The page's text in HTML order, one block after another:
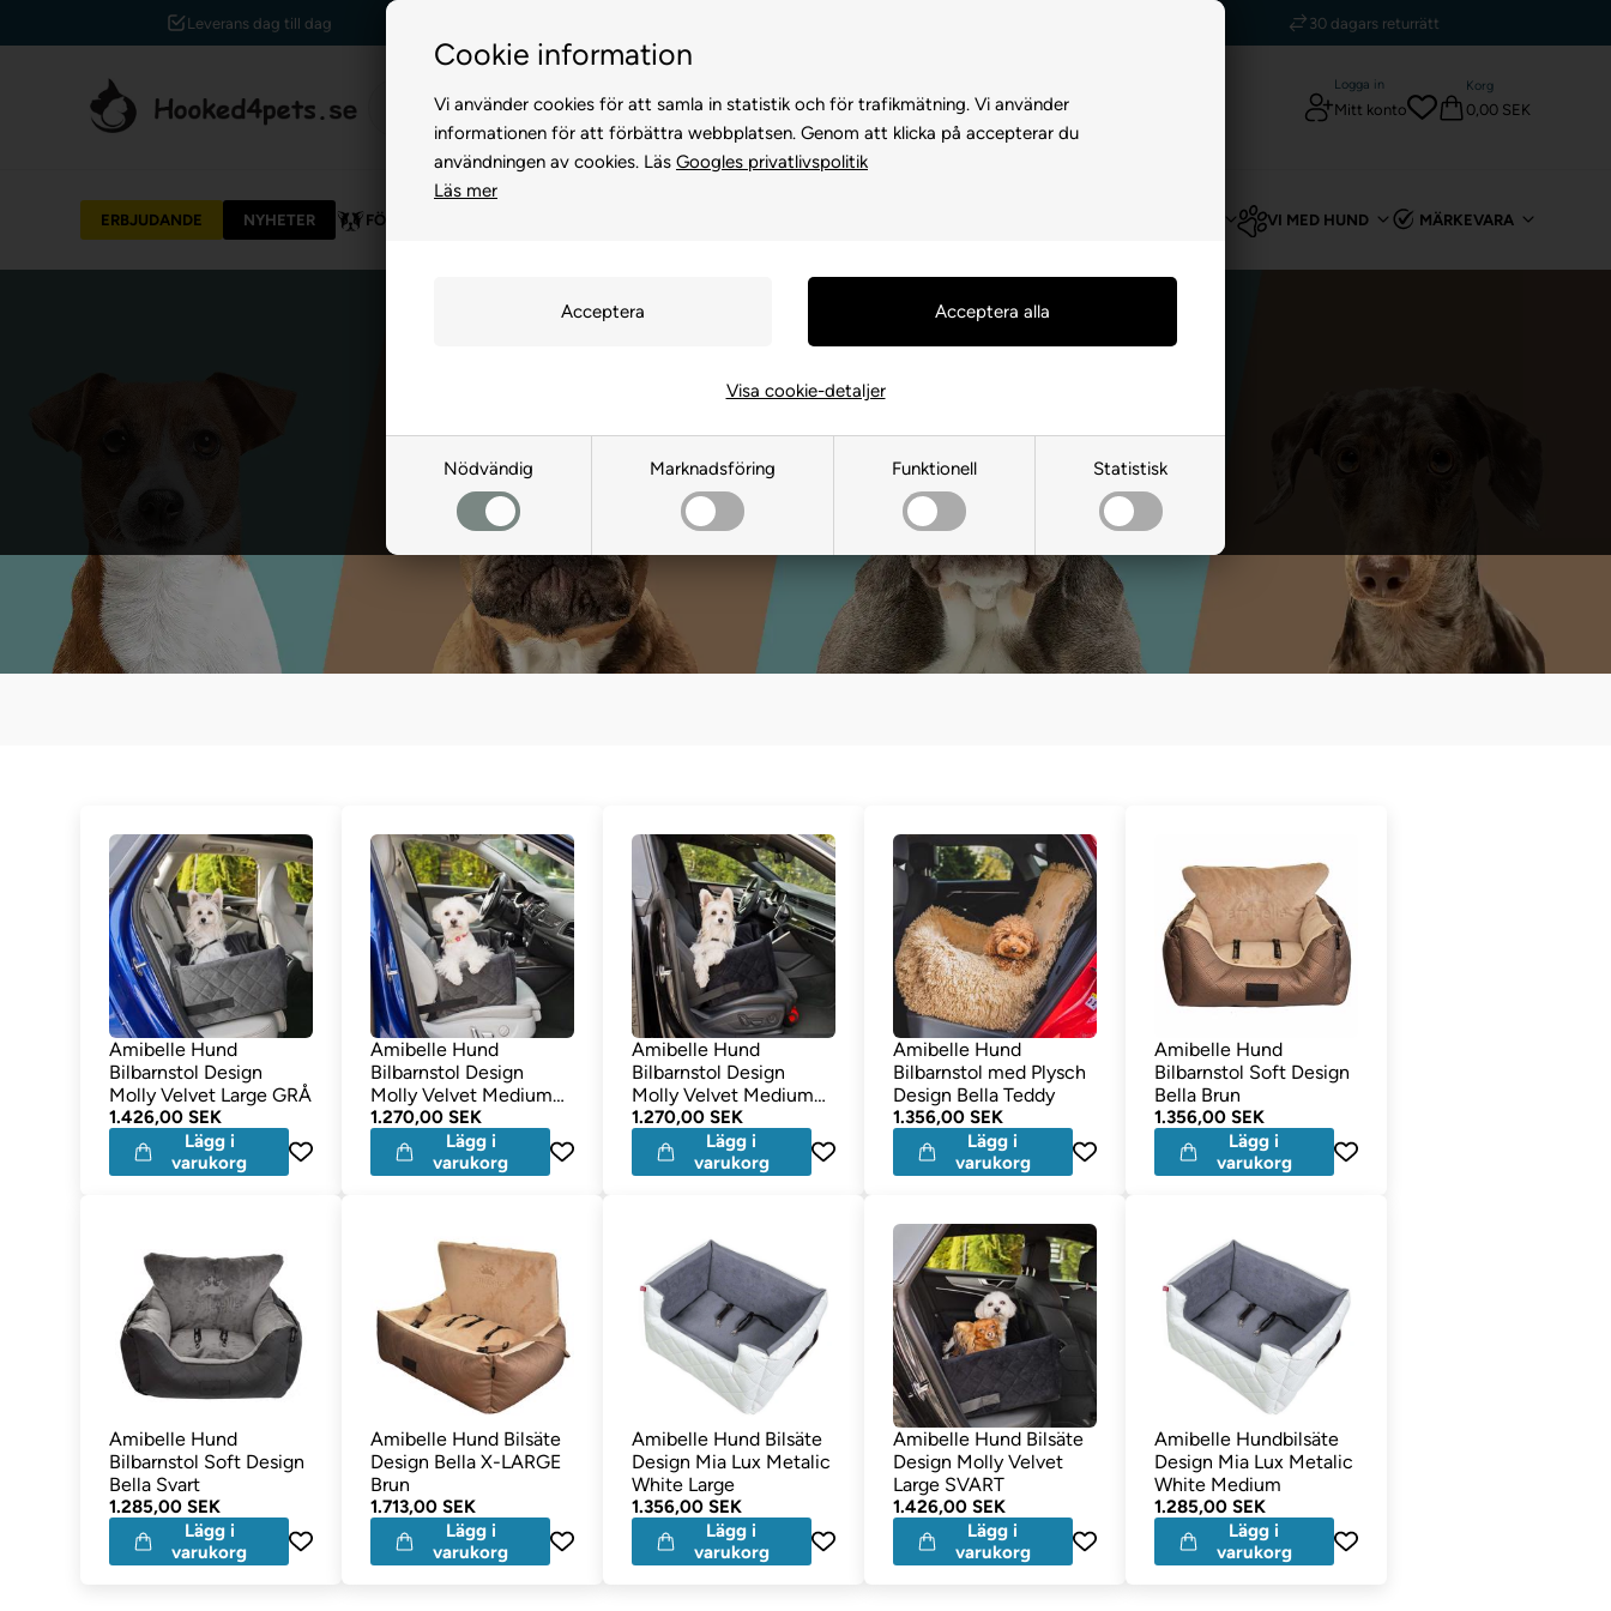
Cookie information
Vi använder cookies för att samla in statistik och för trafikmätning. Vi använder
informationen för att förbättra webbplatsen. Genom att klicka på accepterar du
användningen av cookies. Läs Googles privatlivspolitik
Läs mer
Nödvändig Marknadsföring Funktionell Statistisk
Visa cookie-detaljer
Leverans dag till dag 30 dagars returrätt
Logga in
Mitt konto
Korg
0,00 SEK
ERBJUDANDE NYHETER FÖR HUND VI MED HUND MÄRKEVARA
Amibelle Design
Framsida»MÄRKEVARA Amibelle Design
Amibelle Hund
Bilbarnstol Design
Molly Velvet Large GRÅ
1.426,00 SEK
Lägg i
varukorg
Amibelle Hund
Bilbarnstol Design
Molly Velvet Medium
GRÅ
1.270,00 SEK
Lägg i
varukorg
Amibelle Hund
Bilbarnstol Design
Molly Velvet Medium
SVART
1.270,00 SEK
Lägg i
varukorg
Amibelle Hund
Bilbarnstol med Plysch
Design Bella Teddy
1.356,00 SEK
Lägg i
varukorg
Amibelle Hund
Bilbarnstol Soft Design
Bella Brun
1.356,00 SEK
Lägg i
varukorg
Amibelle Hund
Bilbarnstol Soft Design
Bella Svart
1.285,00 SEK
Lägg i
varukorg
Amibelle Hund Bilsäte
Design Bella X-LARGE
Brun
1.713,00 SEK
Lägg i
varukorg
Amibelle Hund Bilsäte
Design Mia Lux Metalic
White Large
1.356,00 SEK
Lägg i
varukorg
Amibelle Hund Bilsäte
Design Molly Velvet
Large SVART
1.426,00 SEK
Lägg i
varukorg
Amibelle Hundbilsäte
Design Mia Lux Metalic
White Medium
1.285,00 SEK
Lägg i
varukorg